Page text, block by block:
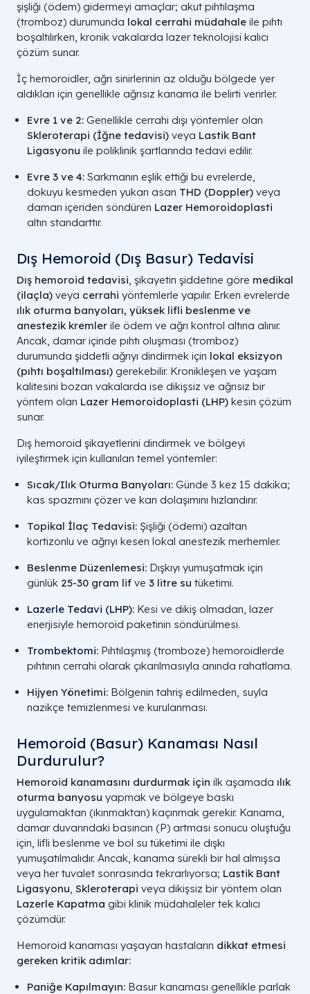
şişliği (ödem) gidermeyi amaçlar; akut pıhtılaşma
(tromboz) durumunda lokal cerrahi müdahale ile pıhtı
boşaltılırken, kronik vakalarda lazer teknolojisi kalıcı
çözüm sunar.
İç hemoroidler, ağrı sinirlerinin az olduğu bölgede yer
aldıkları için genellikle ağrısız kanama ile belirti verirler.
Evre 1 ve 2: Genellikle cerrahi dışı yöntemler olan
Skleroterapi (İğne tedavisi) veya Lastik Bant
Ligasyonu ile poliklinik şartlarında tedavi edilir.
Evre 3 ve 4: Sarkmanın eşlik ettiği bu evrelerde,
dokuyu kesmeden yukarı asan THD (Doppler) veya
damarı içeriden söndüren Lazer Hemoroidoplasti
altın standarttır.
Dış Hemoroid (Dış Basur) Tedavisi
Dış hemoroid tedavisi, şikayetin şiddetine göre medikal
(ilaçla) veya cerrahi yöntemlerle yapılır. Erken evrelerde
ılık oturma banyoları, yüksek lifli beslenme ve
anestezik kremler ile ödem ve ağrı kontrol altına alınır.
Ancak, damar içinde pıhtı oluşması (tromboz)
durumunda şiddetli ağrıyı dindirmek için lokal eksizyon
(pıhtı boşaltılması) gerekebilir. Kronikleşen ve yaşam
kalitesini bozan vakalarda ise dikişsiz ve ağrısız bir
yöntem olan Lazer Hemoroidoplasti (LHP) kesin çözüm
sunar.
Dış hemoroid şikayetlerini dindirmek ve bölgeyi
iyileştirmek için kullanılan temel yöntemler:
Sıcak/Ilık Oturma Banyoları: Günde 3 kez 15 dakika;
kas spazmını çözer ve kan dolaşımını hızlandırır.
Topikal İlaç Tedavisi: Şişliği (ödemi) azaltan
kortizonlu ve ağrıyı kesen lokal anestezik merhemler.
Beslenme Düzenlemesi: Dışkıyı yumuşatmak için
günlük 25-30 gram lif ve 3 litre su tüketimi.
Lazerle Tedavi (LHP): Kesi ve dikiş olmadan, lazer
enerjisiyle hemoroid paketinin söndürülmesi.
Trombektomi: Pıhtılaşmış (tromboze) hemoroidlerde
pıhtının cerrahi olarak çıkarılmasıyla anında rahatlama.
Hijyen Yönetimi: Bölgenin tahriş edilmeden, suyla
nazikçe temizlenmesi ve kurulanması.
Hemoroid (Basur) Kanaması​ Nasıl
Durdurulur?
Hemoroid kanamasını durdurmak için ilk aşamada ılık
oturma banyosu yapmak ve bölgeye baskı
uygulamaktan (ıkınmaktan) kaçınmak gerekir. Kanama,
damar duvarındaki basıncın (P) artması sonucu oluştuğu
için, lifli beslenme ve bol su tüketimi ile dışkı
yumuşatılmalıdır. Ancak, kanama sürekli bir hal almışsa
veya her tuvalet sonrasında tekrarlıyorsa; Lastik Bant
Ligasyonu, Skleroterapi veya dikişsiz bir yöntem olan
Lazerle Kapatma gibi klinik müdahaleler tek kalıcı
çözümdür.
Hemoroid kanaması yaşayan hastaların dikkat etmesi
gereken kritik adımlar:
Paniğe Kapılmayın: Basur kanaması genellikle parlak